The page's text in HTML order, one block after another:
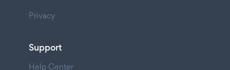
Privacy
Support
Help Center